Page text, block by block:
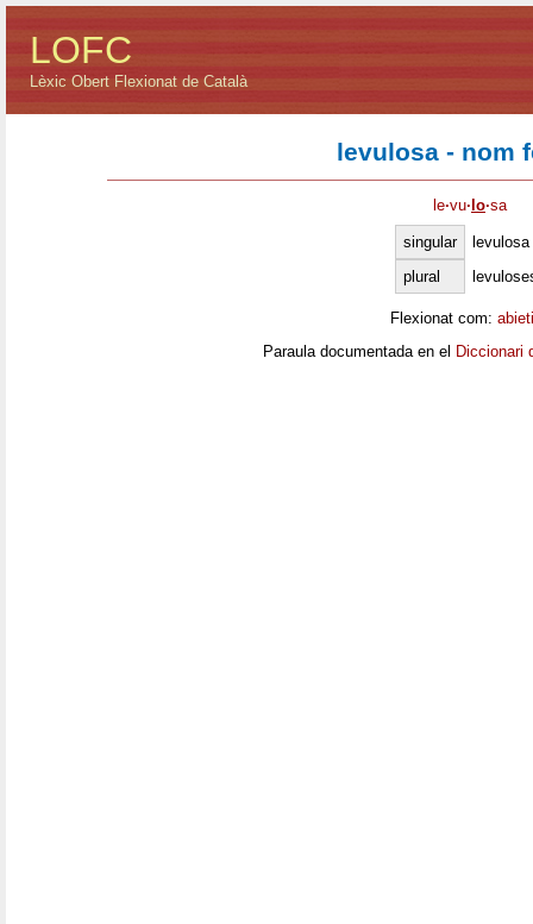
LOFC
Lèxic Obert Flexionat de Català
levulosa - nom
le·vu· lo·sa
singular
levulosa
plural
Flexionat com:
Paraula documentada en el Diccionari